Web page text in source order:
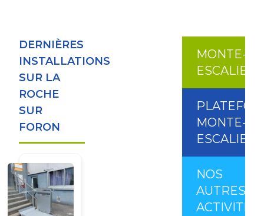
DERNIÈRES
INSTALLATIONS
SUR LA
ROCHE
SUR
FORON
MONTE-
ESCALIER
MONTE-
ESCALIER
NOS
AUTRES
ACTIVITÉS